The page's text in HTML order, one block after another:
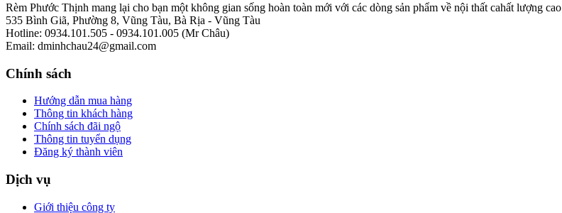
Rèm Phước Thịnh mang lại cho bạn một không gian sống hoàn toàn mới với các dòng sản phẩm về nội thất cahất lượng cao
535 Bình Giã, Phường 8, Vũng Tàu, Bà Rịa - Vũng Tàu
Hotline: 0934.101.505 - 0934.101.005 (Mr Châu)
Email: dminhchau24@gmail.com
Chính sách
Hướng dẫn mua hàng
Thông tin khách hàng
Chính sách đãi ngộ
Thông tin tuyển dụng
Đăng ký thành viên
Dịch vụ
Giới thiệu công ty